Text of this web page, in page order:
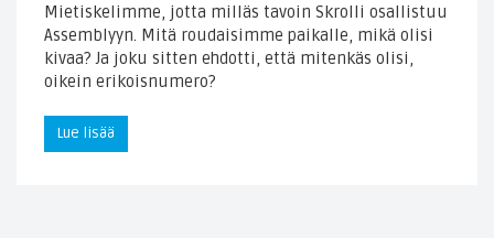
Mietiskelimme, jotta milläs tavoin Skrolli osallistuu
Assemblyyn. Mitä roudaisimme paikalle, mikä olisi
kivaa? Ja joku sitten ehdotti, että mitenkäs olisi,
oikein erikoisnumero?
Lue lisää